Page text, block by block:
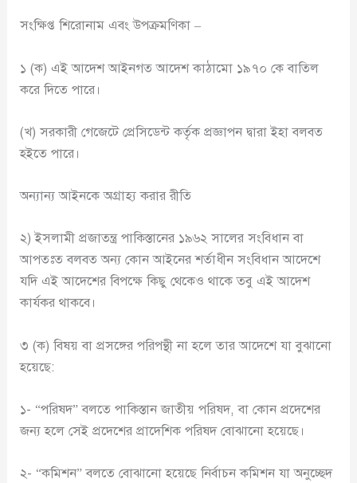
সংক্ষিপ্ত শিরোনাম এবং উপক্রমণিকা –
১ (ক) এই আদেশ আইনগত আদেশ কাঠামো ১৯৭০ কে বাতিল
করে দিতে পারে।
(খ) সরকারী গেজেটে প্রেসিডেন্ট কর্তৃক প্রজ্ঞাপন দ্বারা ইহা বলবত
হইতে পারে।
অন্যান্য আইনকে অগ্রাহ্য করার রীতি
২) ইসলামী প্রজাতন্ত্র পাকিস্তানের ১৯৬২ সালের সংবিধান বা
আপতঃত বলবত অন্য কোন আইনের শর্তাধীন সংবিধান আদেশে
যদি এই আদেশের বিপক্ষে কিছু থেকেও থাকে তবু এই আদেশ
কার্যকর থাকবে।
৩ (ক) বিষয় বা প্রসঙ্গের পরিপন্থী না হলে তার আদেশে যা বুঝানো
হয়েছে:
১- “পরিষদ” বলতে পাকিস্তান জাতীয় পরিষদ, বা কোন প্রদেশের
জন্য হলে সেই প্রদেশের প্রাদেশিক পরিষদ বোঝানো হয়েছে।
২- “কমিশন” বলতে বোঝানো হয়েছে নির্বাচন কমিশন যা অনুচ্ছেদ